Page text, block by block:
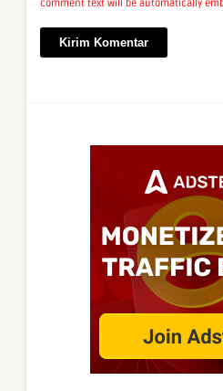
comment text will be automatically